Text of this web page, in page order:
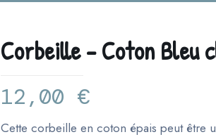
Corbeille – Coton Bleu
12,00 €
Cette corbeille en coton épais peut être